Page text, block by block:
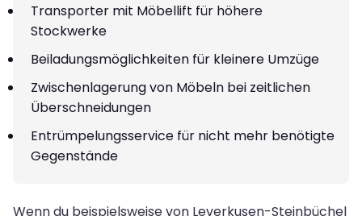
Transporter mit Möbellift für höhere
Stockwerke
Beiladungsmöglichkeiten für kleinere Umzüge
Zwischenlagerung von Möbeln bei zeitlichen
Überschneidungen
Entrümpelungsservice für nicht mehr benötigte
Gegenstände
Wenn du beispielsweise von Leverkusen-Steinbüchel